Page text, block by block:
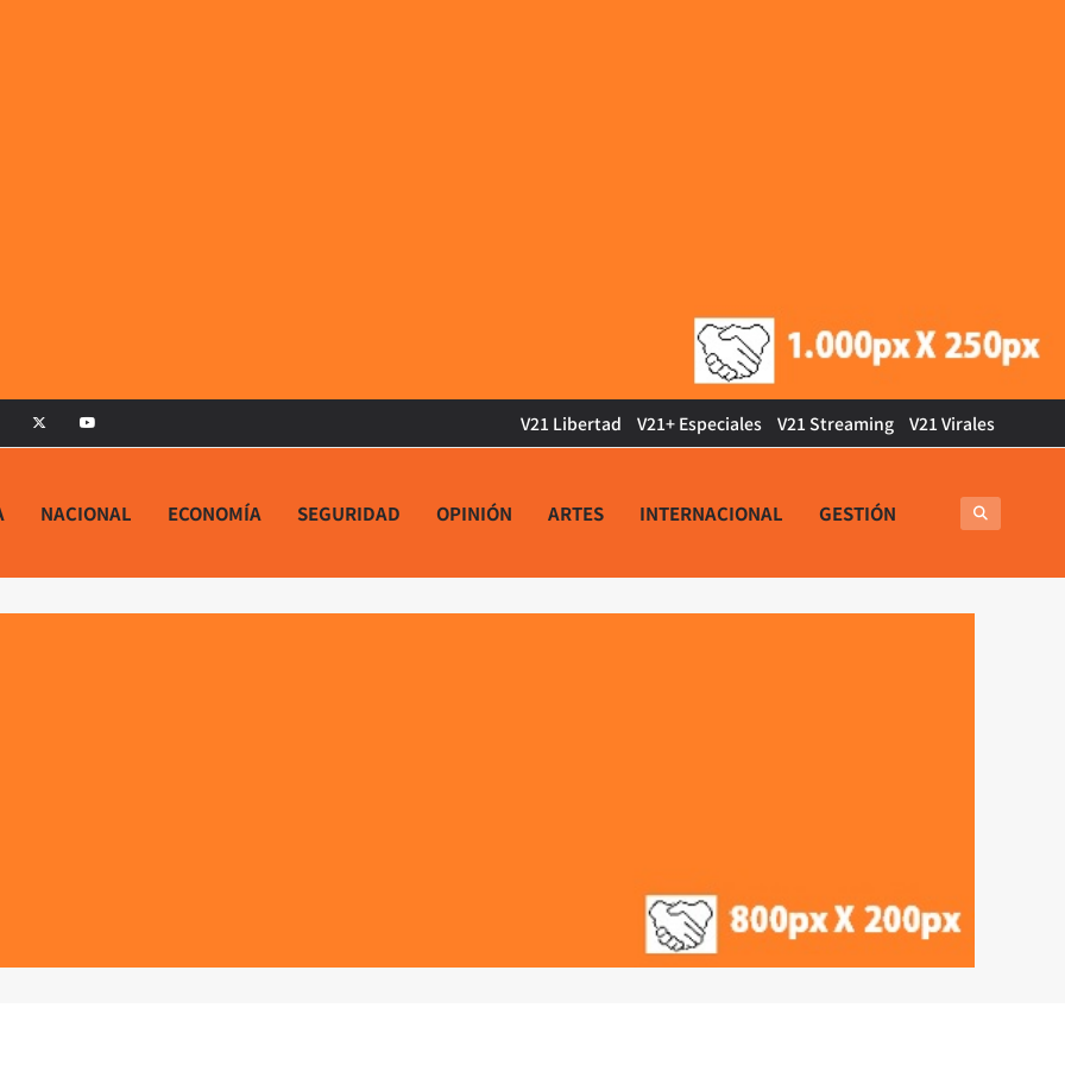
V21 Libertad V21+ Especiales V21 Streaming V21 Virales
NACIONAL ECONOMÍA SEGURIDAD OPINIÓN ARTES INTERNACIONAL GESTIÓN